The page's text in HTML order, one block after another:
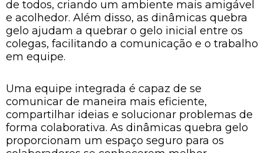
de todos, criando um ambiente mais amigável
e acolhedor. Além disso, as dinâmicas quebra
gelo ajudam a quebrar o gelo inicial entre os
colegas, facilitando a comunicação e o trabalho
em equipe.
Uma equipe integrada é capaz de se
comunicar de maneira mais eficiente,
compartilhar ideias e solucionar problemas de
forma colaborativa. As dinâmicas quebra gelo
proporcionam um espaço seguro para os